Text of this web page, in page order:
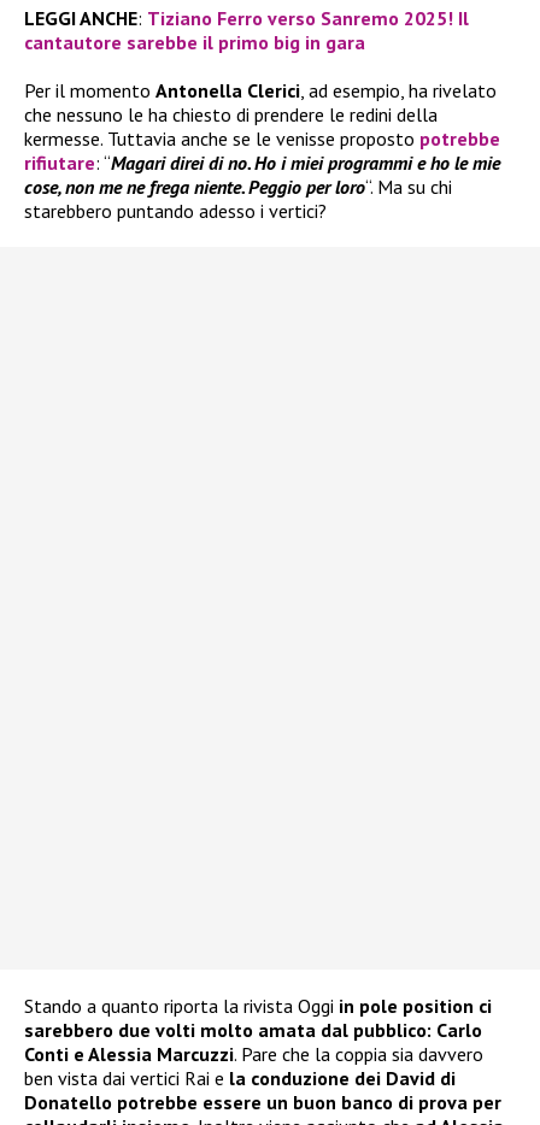
LEGGI ANCHE: Tiziano Ferro verso Sanremo 2025! Il
cantautore sarebbe il primo big in gara
Per il momento Antonella Clerici, ad esempio, ha rivelato
che nessuno le ha chiesto di prendere le redini della
kermesse. Tuttavia anche se le venisse proposto potrebbe
rifiutare: “Magari direi di no. Ho i miei programmi e ho le mie
cose, non me ne frega niente. Peggio per loro“. Ma su chi
starebbero puntando adesso i vertici?
Stando a quanto riporta la rivista Oggi in pole position ci
sarebbero due volti molto amata dal pubblico: Carlo
Conti e Alessia Marcuzzi. Pare che la coppia sia davvero
ben vista dai vertici Rai e la conduzione dei David di
Donatello potrebbe essere un buon banco di prova per